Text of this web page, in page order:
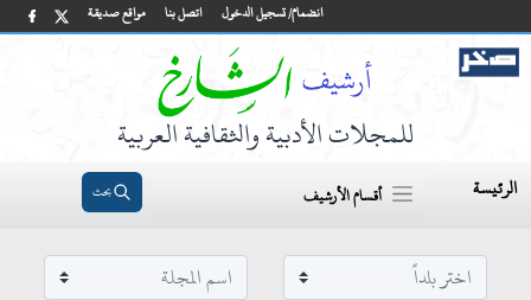
مواقع صديقة اتصل بنا انضمام/ تسجيل الدخول
للمجلات الأدبية والثقافية العربية
الرئيسة أقسام الأرشيف بحث